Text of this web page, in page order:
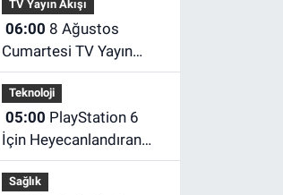
TV Yayın Akışı
06:00
Cumartesi TV Yayın
Akışı | 8 Ağustos'ta
Televizyonda Neler Var?
TRT 1, TV8, NOW TV,
Show TV, ATV, Star TV...
Teknoloji
05:00
İçin Heyecanlandıran
Sızıntı! Performansı
PS5'i Geride Bırakabilir
Sağlık